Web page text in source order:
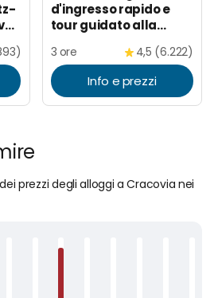
d'ingresso rapido e
tour guidato alla
Wieliczka
3 ore 4,5 (6.222)
Info e prezzi
prezzi degli alloggi a Cracovia nei